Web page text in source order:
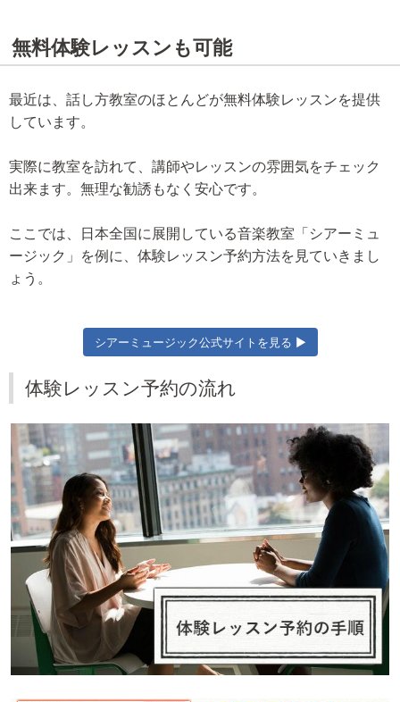
無料体験レッスンも可能
最近は、話し方教室のほとんどが無料体験レッスンを提供
しています。
実際に教室を訪れて、講師やレッスンの雰囲気をチェック
出来ます。無理な勧誘もなく安心です。
ここでは、日本全国に展開している音楽教室「シアーミュ
ージック」を例に、体験レッスン予約方法を見ていきまし
ょう。
シアーミュージック公式サイトを見る ▶
体験レッスン予約の流れ